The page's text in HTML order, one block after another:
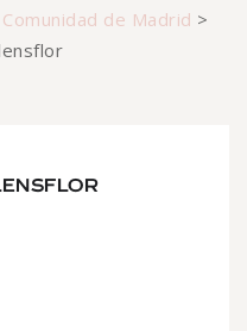
Comunidad de Madrid >